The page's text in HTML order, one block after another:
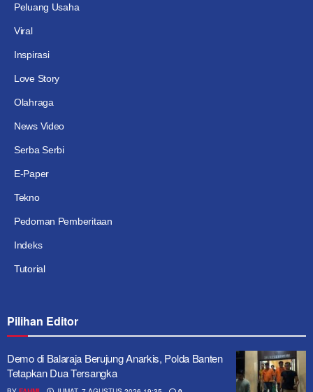
Peluang Usaha
Viral
Inspirasi
Love Story
Olahraga
News Video
Serba Serbi
E-Paper
Tekno
Pedoman Pemberitaan
Indeks
Tutorial
Pilihan Editor
Demo di Balaraja Berujung Anarkis, Polda Banten
Tetapkan Dua Tersangka